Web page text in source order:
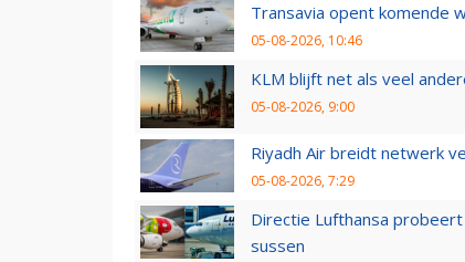
Transavia opent komende
05-08-2026, 10:46
KLM blijft net als veel
05-08-2026, 9:00
Riyadh Air breidt netwerk
05-08-2026, 7:29
Directie Lufthansa
sussen